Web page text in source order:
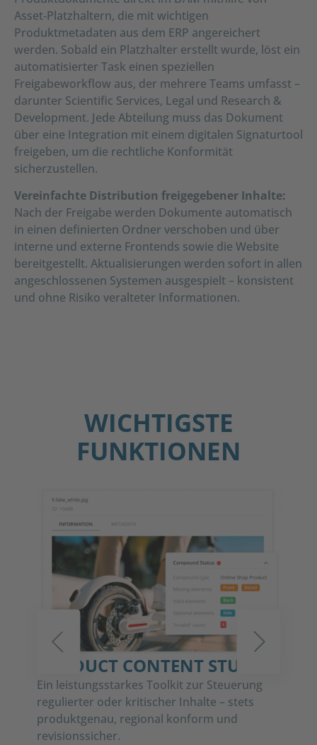
Asset‑Platzhaltern, die mit wichtigen
Produktmetadaten aus dem ERP angereichert
werden. Sobald ein Platzhalter erstellt wurde, löst ein
automatisierter Task einen speziellen
Freigabeworkflow aus, der mehrere Teams umfasst –
darunter Scientific Services, Legal und Research &
Development. Jede Abteilung muss das Dokument
über eine Integration mit einem digitalen Signaturtool
freigeben, um die rechtliche Konformität
sicherzustellen.
Vereinfachte Distribution freigegebener Inhalte:
Nach der Freigabe werden Dokumente automatisch
in einen definierten Ordner verschoben und über
interne und externe Frontends sowie die Website
bereitgestellt. Aktualisierungen werden sofort in allen
angeschlossenen Systemen ausgespielt – konsistent
und ohne Risiko veralteter Informationen.
WICHTIGSTE
FUNKTIONEN
PRODUCT CONTENT STUDIO
Ein leistungsstarkes Toolkit zur Steuerung
regulierter oder kritischer Inhalte – stets
produktgenau, regional konform und
revisionssicher.